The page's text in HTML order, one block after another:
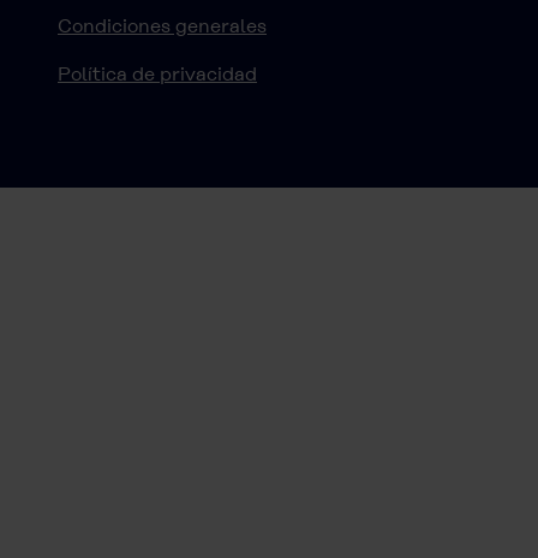
Condiciones generales
Política de privacidad